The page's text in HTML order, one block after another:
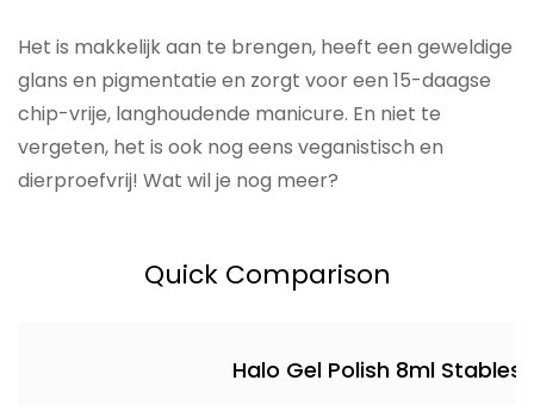
Het is makkelijk aan te brengen, heeft een geweldige
glans en pigmentatie en zorgt voor een 15-daagse
chip-vrije, langhoudende manicure. En niet te
vergeten, het is ook nog eens veganistisch en
dierproefvrij! Wat wil je nog meer?
Quick Comparison
Halo Gel Polish 8ml Stables